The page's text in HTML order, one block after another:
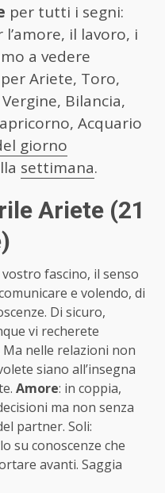
per tutti i segni:
il lavoro, i
a vedere
Ariete, Toro,
Bilancia,
Acquario
giorno
settimana.
Ariete (21
fascino, il senso
e volendo, di
Di sicuro,
vi recherete
nelle relazioni non
siano all’insegna
Amore: in coppia,
ma non senza
partner. Soli:
su conoscenze che
avanti. Saggia